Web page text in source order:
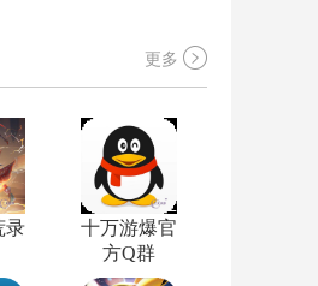
更多
录
十万游爆官
方Q群